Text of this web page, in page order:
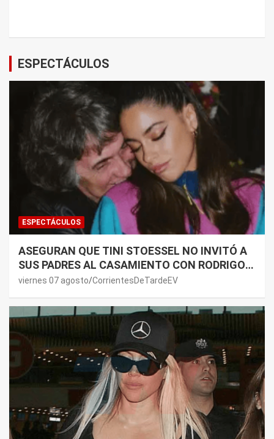
ESPECTÁCULOS
ESPECTÁCULOS
ASEGURAN QUE TINI STOESSEL NO INVITÓ A
SUS PADRES AL CASAMIENTO CON RODRIGO
DE PAUL: LOS MOTIVOS
viernes 07 agosto CorrientesDeTardeEV